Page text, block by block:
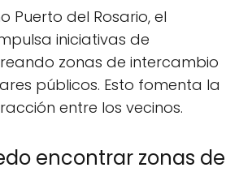
Puerto del Rosario, el
iniciativas de
zonas de intercambio
públicos. Esto fomenta la
entre los vecinos.
encontrar zonas de